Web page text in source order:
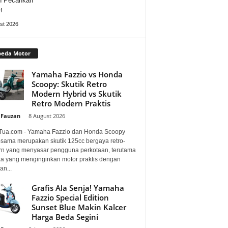
2026
Motor
Yamaha Fazzio vs Honda
Scoopy: Skutik Retro
Modern Hybrid vs Skutik
Retro Modern Praktis
8 August 2026
- Yamaha Fazzio dan Honda Scoopy
merupakan skutik 125cc bergaya retro-
yang menyasar pengguna perkotaan, terutama
yang menginginkan motor praktis dengan
Grafis Ala Senja! Yamaha
Fazzio Special Edition
Sunset Blue Makin Kalcer
Harga Beda Segini